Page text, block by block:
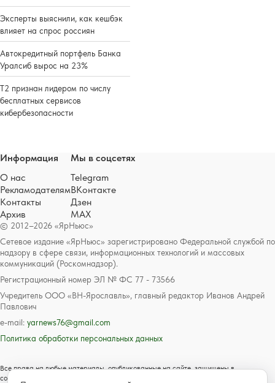
Эксперты выяснили, как кешбэк
влияет на спрос россиян
Автокредитный портфель Банка
Уралсиб вырос на 23%
Т2 признан лидером по числу
бесплатных сервисов
кибербезопасности
© 2012–2026 «ЯрНьюс»
Сетевое издание «ЯрНьюс» зарегистрировано Федеральной службой по
надзору в сфере связи, информационных технологий и массовых
коммуникаций (Роскомнадзор).
Регистрационный номер ЭЛ № ФС 77 - 73566
Учредитель ООО «ВН-Ярославль», главный редактор Иванов Андрей
Павлович
e-mail: yarnews76@gmail.com
Политика обработки персональных данных
Все права на любые материалы, опубликованные на сайте, защищены в
соответствии с российским и международным законодательством об авторском
Информация
О нас
Рекламодателям
Контакты
Архив
Мы в соцсетях
Telegram
ВКонтакте
Дзен
MAX